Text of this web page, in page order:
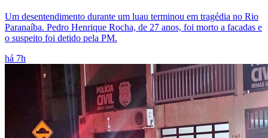
Um desentendimento durante um luau terminou em tragédia no Rio
Paranaíba. Pedro Henrique Rocha, de 27 anos, foi morto a facadas e
o suspeito foi detido pela PM.
há 7h